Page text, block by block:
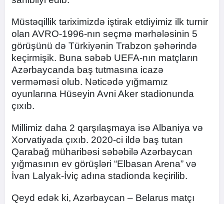
Müstəqillik tariximizdə iştirak etdiyimiz ilk turnir
olan AVRO-1996-nın seçmə mərhələsinin 5
görüşünü də Türkiyənin Trabzon şəhərində
keçirmişik. Buna səbəb UEFA-nın matçların
Azərbaycanda baş tutmasına icazə
verməməsi olub. Nəticədə yığmamız
oyunlarına Hüseyin Avni Aker stadionunda
çıxıb.
Millimiz daha 2 qarşılaşmaya isə Albaniya və
Xorvatiyada çıxıb. 2020-ci ildə baş tutan
Qarabağ müharibəsi səbəbilə Azərbaycan
yığmasının ev görüşləri “Elbasan Arena” və
İvan Lalyak-İviç adına stadionda keçirilib.
Qeyd edək ki, Azərbaycan – Belarus matçı